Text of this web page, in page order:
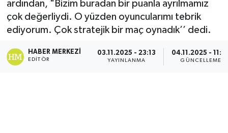
ardından, "Bizim buradan bir puanla ayrılmamız
çok değerliydi. O yüzden oyuncularımı tebrik
ediyorum. Çok stratejik bir maç oynadık’’ dedi.
HABER MERKEZI
EDITÖR
03.11.2025 - 23:13
YAYINLANMA
04.11.2025 -
GÜNCELLEME